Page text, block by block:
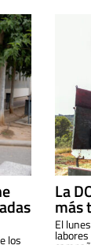
los
La
más
El